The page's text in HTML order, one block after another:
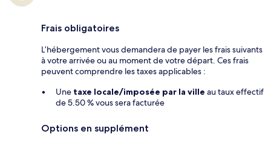
Frais obligatoires
L’hébergement vous demandera de payer les frais suivants
à votre arrivée ou au moment de votre départ. Ces frais
peuvent comprendre les taxes applicables :
Une taxe locale/imposée par la ville au taux effectif
de 5.50 % vous sera facturée
Options en supplément